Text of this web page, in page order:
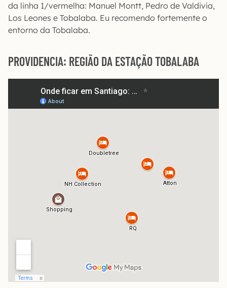
da linha 1/vermelha: Manuel Montt, Pedro de Valdivia,
Los Leones e Tobalaba. Eu recomendo fortemente o
entorno da Tobalaba.
PROVIDENCIA: REGIÃO DA ESTAÇÃO TOBALABA